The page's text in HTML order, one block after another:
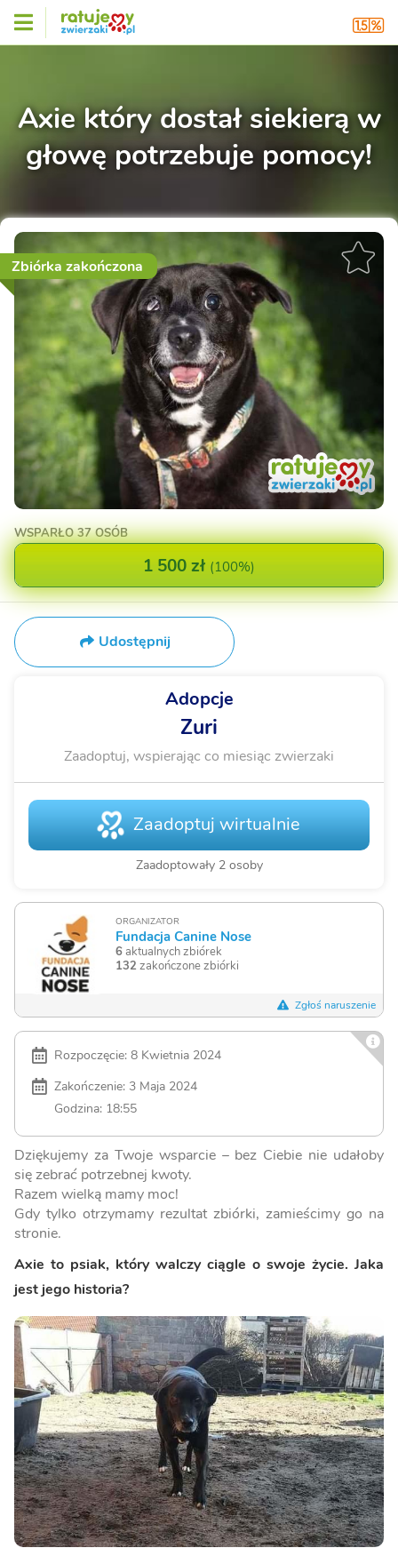
Axie który dostał siekierą w
głowę potrzebuje pomocy!
Zbiórka zakończona
WSPARŁO37 OSÓB
1 500 zł (100%)
Udostępnij
Adopcje
Zuri
Zaadoptuj, wspierając co miesiąc zwierzaki
Zaadoptuj wirtualnie
Zaadoptowały 2 osoby
ORGANIZATOR
Fundacja Canine Nose
6aktualnych zbiórek
132 zakończone zbiórki
Zgłoś naruszenie
Rozpoczęcie: 8 Kwietnia 2024
Zakończenie: 3 Maja 2024
Godzina: 18:55
Dziękujemy za Twoje wsparcie – bez Ciebie nie udałoby
się zebrać potrzebnej kwoty.
Razem wielką mamy moc!
Gdy tylko otrzymamy rezultat zbiórki, zamieścimy go na
stronie.
Axie to psiak, który walczy ciągle o swoje życie. Jaka
jest jego historia?